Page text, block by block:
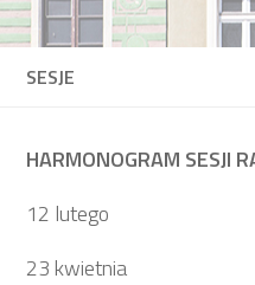
SESJE
HARMONOGRAM SESJI
12 lutego
23 kwietnia